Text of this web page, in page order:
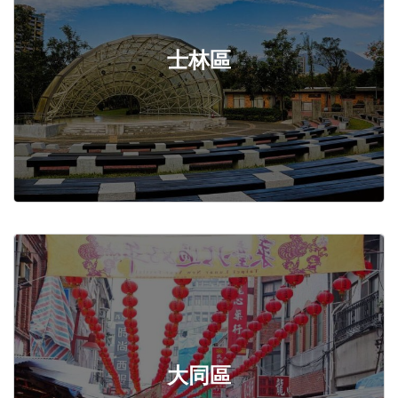
士林區
大同區